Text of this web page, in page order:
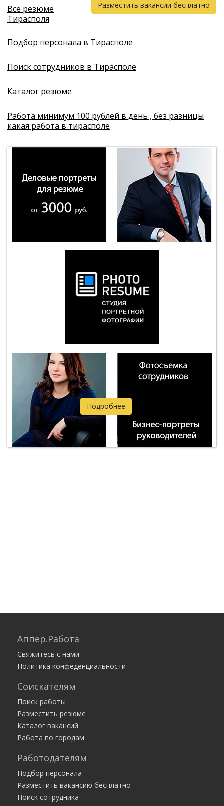
Разместить вакансии бесплатно
Все резюме
Тирасполя
Подбор персонала в Тирасполе
Поиск сотрудников в Тирасполе
Каталог резюме
Работа минимум 100 рублей в день , без разницы
какая работа в тирасполе
Подробнее
Аппер.Работа
Свяжитесь с нами
Политика конфеденциальности
Соискателям
Поиск работы
Разместить резюме
Каталог вакансий
Работа по городам
Работодателям
Подбор персонала
Разместить вакансию бесплатно
Поиск сотрудника